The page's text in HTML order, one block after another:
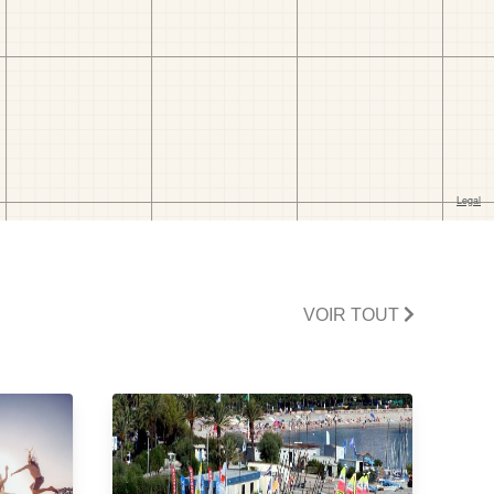
VOIR TOUT